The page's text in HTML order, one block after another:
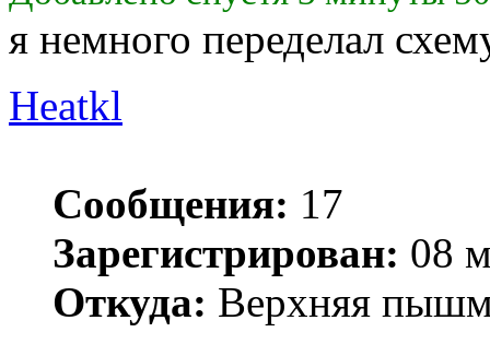
я немного переделал
Heatkl
Сообщения: 17
Зарегистрирован: 08
Откуда: Верхняя